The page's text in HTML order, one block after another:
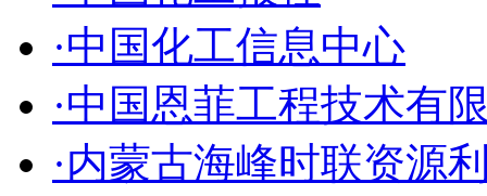
·中国化工信息中心
·中国恩菲工程技术有
·内蒙古海峰时联资源